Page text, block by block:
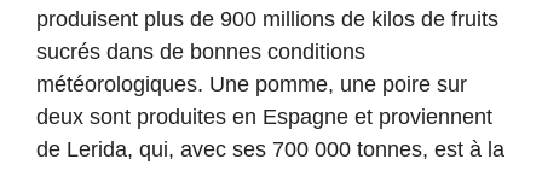
produisent plus de 900 millions de kilos de fruits
sucrés dans de bonnes conditions
météorologiques. Une pomme, une poire sur
deux sont produites en Espagne et proviennent
de Lerida, qui, avec ses 700 000 tonnes, est à la